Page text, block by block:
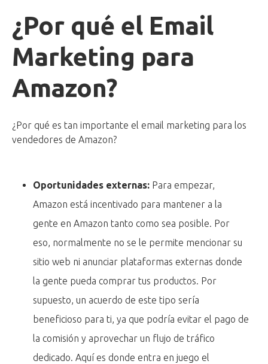
¿Por qué el Email
Marketing para
Amazon?
¿Por qué es tan importante el email marketing para los
vendedores de Amazon?
Oportunidades externas: Para empezar,
Amazon está incentivado para mantener a la
gente en Amazon tanto como sea posible. Por
eso, normalmente no se le permite mencionar su
sitio web ni anunciar plataformas externas donde
la gente pueda comprar tus productos. Por
supuesto, un acuerdo de este tipo sería
beneficioso para ti, ya que podría evitar el pago de
la comisión y aprovechar un flujo de tráfico
dedicado. Aquí es donde entra en juego el